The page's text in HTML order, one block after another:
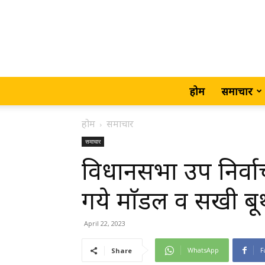
होम समाचार
होम समाचार
समाचार
विधानसभा उप
गये माॅडल व सखी
April 22, 2023
Share WhatsApp